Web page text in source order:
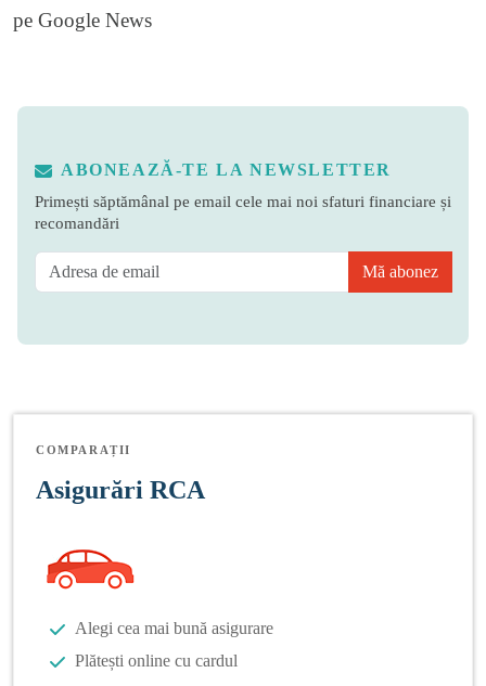
pe Google News
ABONEAZĂ-TE LA NEWSLETTER
Primești săptămânal pe email cele mai noi sfaturi financiare și
recomandări
Mă abonez
COMPARAȚII
Asigurări RCA
Alegi cea mai bună asigurare
Plătești online cu cardul